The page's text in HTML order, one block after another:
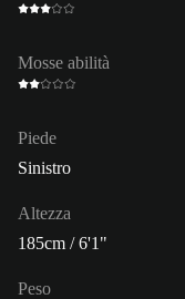
Mosse abilità
Piede
Sinistro
Altezza
185cm / 6'1"
Peso